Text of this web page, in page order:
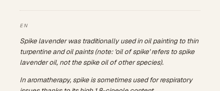
Spike lavender was traditionally used in oil painting to thin
turpentine and oil paints (note: 'oil of spike' refers to spike
lavender oil, not the spike oil of other species).
In aromatherapy, spike is sometimes used for respiratory